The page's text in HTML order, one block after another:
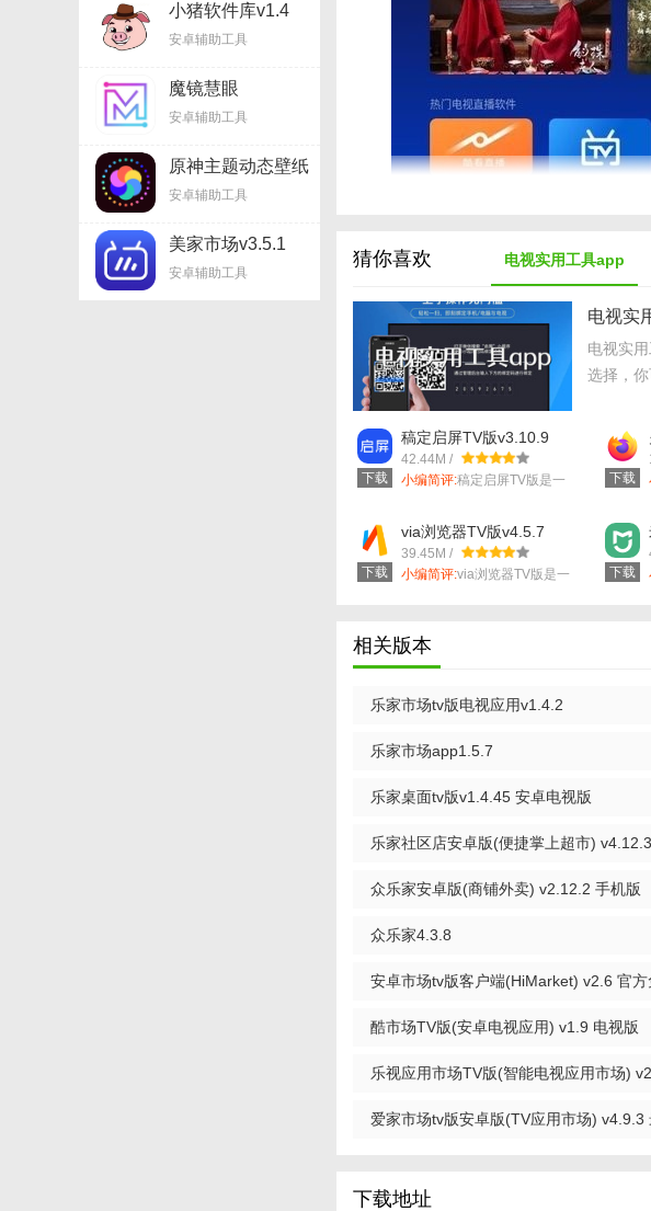
小猪软件库v1.4
安卓辅助工具
魔镜慧眼
v2.6.25.1215
安卓辅助工具
原神主题动态壁纸
v3.14
安卓辅助工具
美家市场v3.5.1
安卓辅助工具
猜你喜欢 电视实用工具app
电视实
电视实
选择，你
下载
稿定启屏TV版v3.10.9
42.44M /
小编简评:稿定启屏TV版是一
下载
下载
via浏览器TV版v4.5.7
39.45M /
小编简评:via浏览器TV版是一
下载
相关版本
乐家市场tv版电视应用v1.4.2
乐家市场app1.5.7
乐家桌面tv版v1.4.45 安卓电视版
乐家社区店安卓版(便捷掌上超市)
众乐家安卓版(商铺外卖) v2.12.2 手机版
众乐家4.3.8
安卓市场tv版客户端(HiMarket) v2.6 官方
酷市场TV版(安卓电视应用) v1.9 电视版
乐视应用市场TV版(智能电视应用市场)
最新版
爱家市场tv版安卓版(TV应用市场) v4.9.3
下载地址